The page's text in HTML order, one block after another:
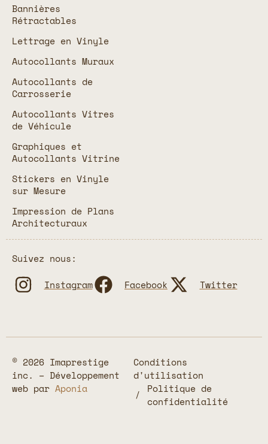
Bannières
Rétractables
Lettrage en Vinyle
Autocollants Muraux
Autocollants de
Carrosserie
Autocollants Vitres
de Véhicule
Graphiques et
Autocollants Vitrine
Stickers en Vinyle
sur Mesure
Impression de Plans
Architecturaux
Suivez nous:
Instagram
Facebook Twitter
© 2026 Imaprestige
inc. – Développement
web par Aponia
Conditions
d'utilisation
Politique de
confidentialité